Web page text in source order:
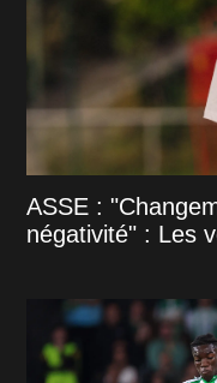
ASSE :
négativité" : Les